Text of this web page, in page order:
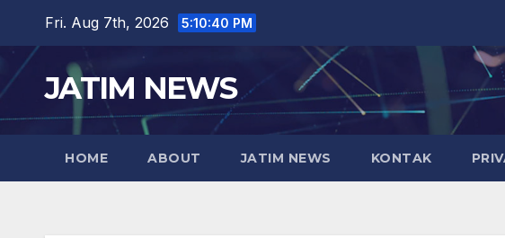
content
Fri. Aug 7th, 2026 5:10:41 PM
JATIM NEWS
HOME ABOUT JATIM NEWS KONTAK